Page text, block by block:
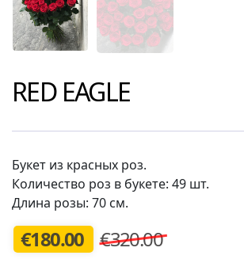
RED EAGLE
Букет из красных роз.
Количество роз в букете: 49 шт.
Длина розы: 70 см.
€180.00 €320.00